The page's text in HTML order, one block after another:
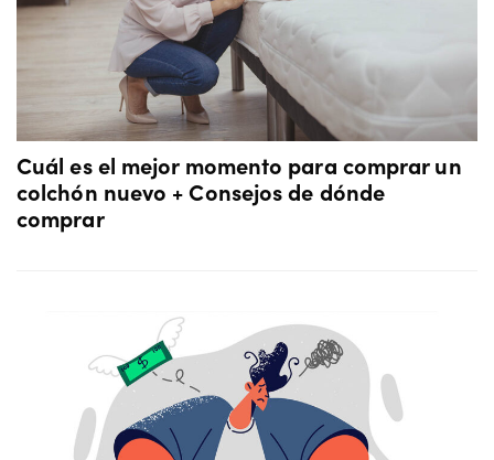
Cuál es el mejor momento para comprar un
colchón nuevo + Consejos de dónde
comprar